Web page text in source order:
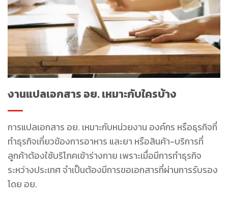
งานแปลเอกสาร อย. เหมาะกับใครบ้าง
การแปลเอกสาร อย. เหมาะกับหน่วยงาน องค์กร หรือธุรกิจที่
ทำธุรกิจเกี่ยวข้องการอาหาร และยา หรือสินค้า-บริการที่
ลูกค้าต้องใช้บริโภคเข้าร่างกาย เพราะเมื่อมีการทำธุรกิจ
ระหว่างประเทศ จำเป็นต้องมีการขอเอกสารที่ผ่านการรับรอง
โดย อย.